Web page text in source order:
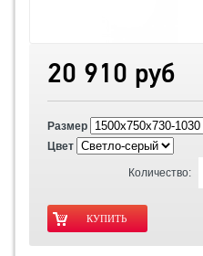
20 910 руб
Размер
Цвет
Количество: